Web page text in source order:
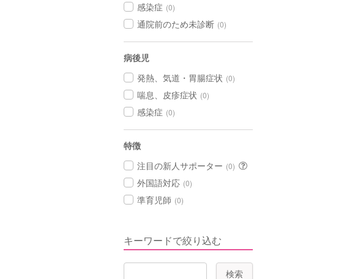
感染症 (0)
通院前のため未診断 (0)
病後児
発熱、気道・胃腸症状 (0)
喘息、皮疹症状 (0)
感染症 (0)
特徴
注目の新人サポーター (0)
外国語対応 (0)
準育児師 (0)
キーワードで絞り込む